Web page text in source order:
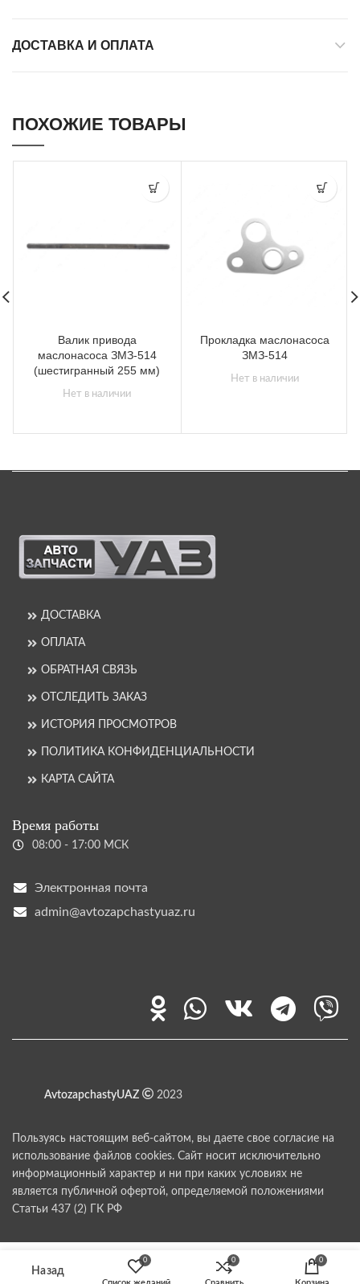
ДОСТАВКА И ОПЛАТА
ПОХОЖИЕ ТОВАРЫ
Валик привода
маслонасоса ЗМЗ-514
(шестигранный 255 мм)
Нет в наличии
Прокладка маслонасоса
ЗМЗ-514
Нет в наличии
ДОСТАВКА
ОПЛАТА
ОБРАТНАЯ СВЯЗЬ
ОТСЛЕДИТЬ ЗАКАЗ
ИСТОРИЯ ПРОСМОТРОВ
ПОЛИТИКА КОНФИДЕНЦИАЛЬНОСТИ
КАРТА САЙТА
Время работы
08:00 - 17:00 МСК
Электронная почта
admin@avtozapchastyuaz.ru
AvtozapchastyUAZ 2023
Пользуясь настоящим веб-сайтом, вы даете свое согласие на
использование файлов cookies. Сайт носит исключительно
информационный характер и ни при каких условиях не
является публичной офертой, определяемой положениями
Статьи 437 (2) ГК РФ
0 0 0